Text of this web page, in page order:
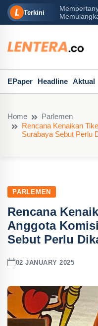
Terkini
EPaper Headline Aktual
Home
Parlemen
Rencana Kenaikan
Surabaya Sebut Perlu
PARLEMEN
Rencana
Anggota
Sebut Perlu
02 JANUARY 2025